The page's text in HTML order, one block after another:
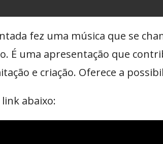
fez uma música que se
É uma apresentação que
e criação. Oferece a
abaixo: